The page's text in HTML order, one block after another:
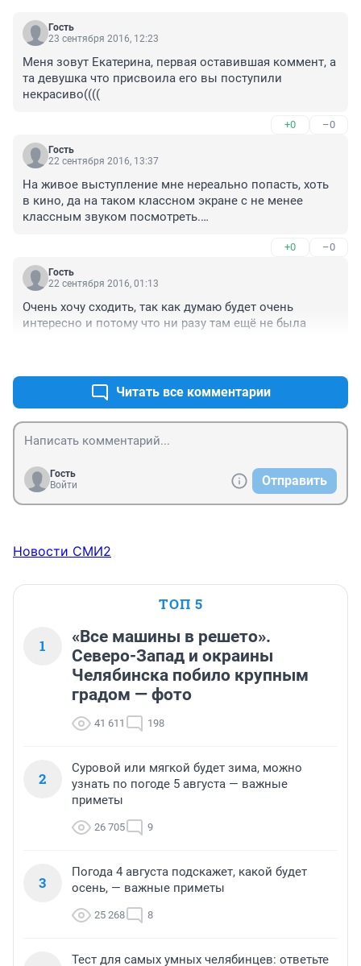
Гость
23 сентября 2016, 12:23
Меня зовут Екатерина, первая оставившая коммент, а
та девушка что присвоила его вы поступили
некрасиво((((
+0 –0
Гость
22 сентября 2016, 13:37
На живое выступление мне нереально попасть, хоть
в кино, да на таком классном экране с не менее
классным звуком посмотреть.
+0 –0
Гость
22 сентября 2016, 01:13
Очень хочу сходить, так как думаю будет очень
интересно и потому что ни разу там ещё не была
Читать все комментарии
Гость
Войти
Отправить
Новости СМИ2
ТОП 5
1
«Все машины в решето».
Северо-Запад и окраины
Челябинска побило крупным
градом — фото
41 611 198
2
Суровой или мягкой будет зима, можно
узнать по погоде 5 августа — важные
приметы
26 705 9
3
Погода 4 августа подскажет, какой будет
осень, — важные приметы
25 268 8
Тест для самых умных челябинцев: ответьте